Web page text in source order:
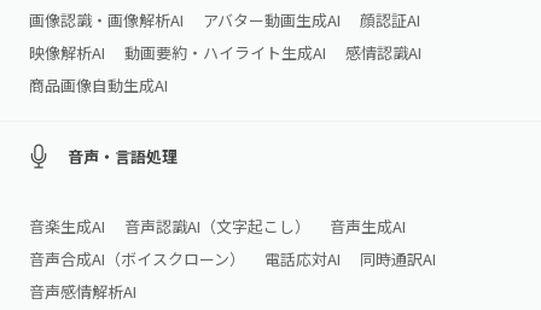
画像認識・画像解析AI
アバター動画生成AI
顔認証AI
映像解析AI
動画要約・ハイライト生成AI
感情認識AI
商品画像自動生成AI
音声・言語処理
音楽生成AI 音声認識AI（文字起こし）
音声生成AI
音声合成AI（ボイスクローン）
電話応対AI
同時通訳AI
音声感情解析AI